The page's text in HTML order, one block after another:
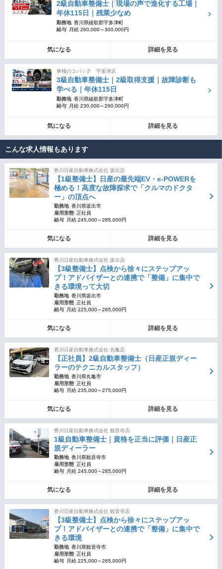
2級自動車整備士｜現場の声で進化する工場｜
年休115日｜残業少なめ
勤務地 香川県綾歌郡宇多津町
給与
月給 260,000～300,000円
気になる 詳細を見る
車検のコバック 宇多津店
3級自動車整備士｜2級取得支援｜故障診断も
学べる｜年休115日
勤務地 香川県綾歌郡宇多津町
給与
月給 230,000～260,000円
気になる 詳細を見る
こんな求人情報もあります
香川日産自動車株式会社 坂出店
【1級整備士】日産の最先端EV・e-POWERを
極める！高度な故障探求で「クルマのドクタ
ー」の頂点へ
勤務地 香川県坂出市
雇用形態 正社員
給与
月給 245,000～285,000円
気になる 詳細を見る
香川日産自動車株式会社 坂出店
【3級整備士】点検から徐々にステップアッ
プ！アドバイザーとの連携で「整備」に集中で
きる環境って大切
勤務地 香川県坂出市
雇用形態 正社員
給与
月給 225,000～265,000円
気になる 詳細を見る
香川日産自動車株式会社 丸亀店
【正社員】2級自動車整備士（日産正規ディー
ラーのテクニカルスタッフ）
勤務地 香川県丸亀市
雇用形態 正社員
給与
月給 235,000～275,000円
気になる 詳細を見る
香川日産自動車株式会社 観音寺店
1級自動車整備士｜資格を正当に評価｜日産正
規ディーラー
勤務地 香川県観音寺市
雇用形態 正社員
給与
月給 245,000～285,000円
気になる 詳細を見る
香川日産自動車株式会社 観音寺店
【3級整備士】点検から徐々にステップアッ
プ！アドバイザーとの連携で「整備」に集中で
きる環境
勤務地 香川県観音寺市
雇用形態 正社員
給与
月給 225,000～265,000円